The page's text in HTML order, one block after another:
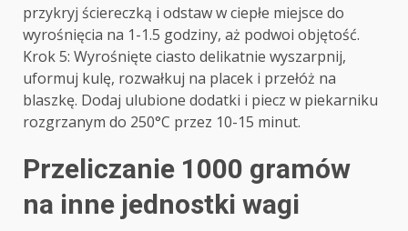
przykryj ściereczką i odstaw w ciepłe miejsce do
wyrośnięcia na 1-1.5 godziny, aż podwoi objętość.
Krok 5: Wyrośnięte ciasto delikatnie wyszarpnij,
uformuj kulę, rozwałkuj na placek i przełóż na
blaszkę. Dodaj ulubione dodatki i piecz w piekarniku
rozgrzanym do 250°C przez 10-15 minut.
Przeliczanie 1000 gramów
na inne jednostki wagi